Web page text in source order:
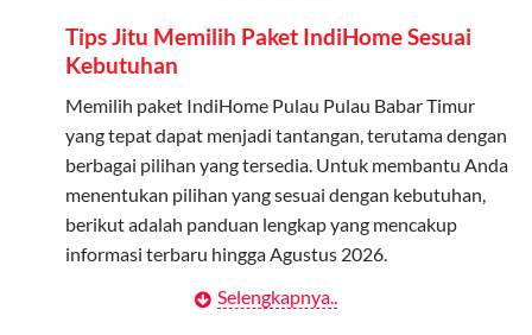
Kontrak Berlangganan
Pelanggan harus menandatangani Kontrak
Berlangganan yang mencakup data pelanggan, jenis
layanan indihome Pulau Pulau Babar Timur yang
dipilih, serta syarat dan ketentuan yang berlaku.
Kontrak ini dapat diubah atau ditambah sesuai
kebutuhan.
Pelanggan dikenakan Biaya Pasang Baru (PSB) setelah
Tips Jitu Memilih Paket IndiHome Sesuai
Kebutuhan
Memilih paket IndiHome Pulau Pulau Babar Timur
yang tepat dapat menjadi tantangan, terutama dengan
berbagai pilihan yang tersedia. Untuk membantu Anda
menentukan pilihan yang sesuai dengan kebutuhan,
berikut adalah panduan lengkap yang mencakup
informasi terbaru hingga Agustus 2026.
Menentukan Kebutuhan Kecepatan Internet
Selengkapnya..